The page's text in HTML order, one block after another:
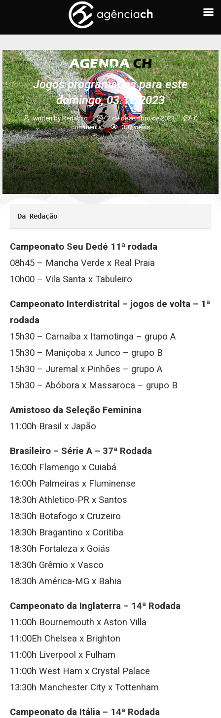
AGENDA CH
Jogos programados para este
domingo, 03.12.2023
written byRedação 2 de dezembro de 2023
0
comments
307views
Da Redação
Campeonato Seu Dedé 11ª rodada
08h45 – Mancha Verde x Real Praia
10h00 – Vila Santa x Tabuleiro
Campeonato Interdistrital – jogos de volta – 1ª
rodada
15h30 – Carnaíba x Itamotinga – grupo A
15h30 – Maniçoba x Junco – grupo B
15h30 – Juremal x Pinhões – grupo A
15h30 – Abóbora x Massaroca – grupo B
Amistoso da Seleção Feminina
11:00h Brasil x Japão
Brasileiro – Série A – 37ª Rodada
16:00h Flamengo x Cuiabá
16:00h Palmeiras x Fluminense
18:30h Athletico-PR x Santos
18:30h Botafogo x Cruzeiro
18:30h Bragantino x Coritiba
18:30h Fortaleza x Goiás
18:30h Grêmio x Vasco
18:30h América-MG x Bahia
Campeonato da Inglaterra – 14ª Rodada
11:00h Bournemouth x Aston Villa
11:00Eh Chelsea x Brighton
11:00h Liverpool x Fulham
11:00h West Ham x Crystal Palace
13:30h Manchester City x Tottenham
Campeonato da Itália – 14ª Rodada